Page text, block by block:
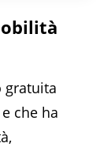
gratuita
che ha